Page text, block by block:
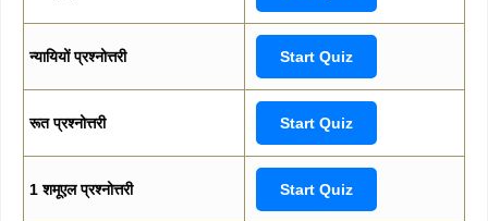
न्यायियों प्रश्नोत्तरी Start Quiz
रूत प्रश्नोत्तरी Start Quiz
1 शमूएल प्रश्नोत्तरी Start Quiz